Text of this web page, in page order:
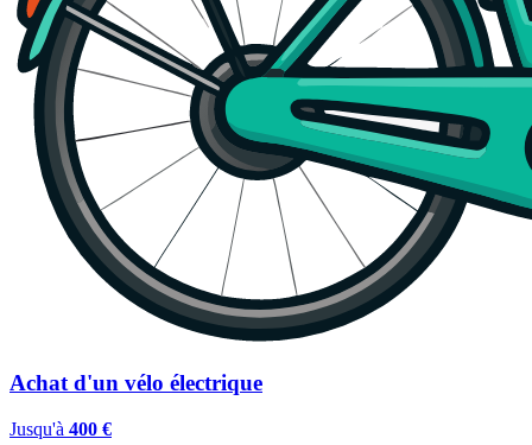
Achat d'un vélo électrique
Jusqu'à 400 €